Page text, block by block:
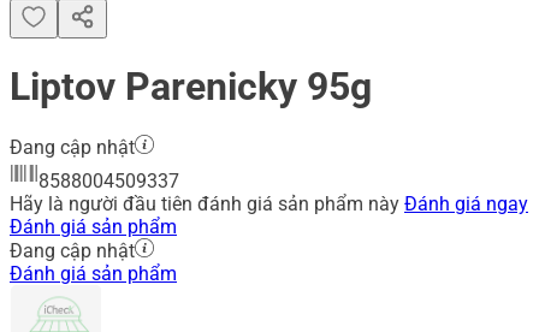
Liptov Parenicky 95g
Đang cập nhật
8588004509337
Hãy là người đầu tiên đánh giá sản phẩm này Đánh giá ngay
Đánh giá sản phẩm
Đang cập nhật
Đánh giá sản phẩm